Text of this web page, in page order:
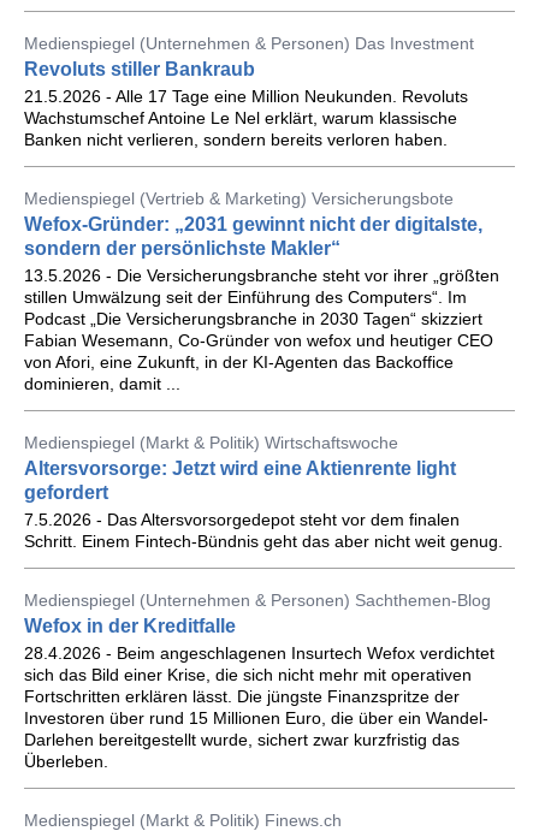
Medienspiegel (Unternehmen & Personen) Das Investment
Revoluts stiller Bankraub
21.5.2026 - Alle 17 Tage eine Million Neukunden. Revoluts
Wachstumschef Antoine Le Nel erklärt, warum klassische
Banken nicht verlieren, sondern bereits verloren haben.
Medienspiegel (Vertrieb & Marketing) Versicherungsbote
Wefox-Gründer: „2031 gewinnt nicht der digitalste,
sondern der persönlichste Makler“
13.5.2026 - Die Versicherungsbranche steht vor ihrer „größten
stillen Umwälzung seit der Einführung des Computers“. Im
Podcast „Die Versicherungsbranche in 2030 Tagen“ skizziert
Fabian Wesemann, Co-Gründer von wefox und heutiger CEO
von Afori, eine Zukunft, in der KI-Agenten das Backoffice
dominieren, damit ...
Medienspiegel (Markt & Politik) Wirtschaftswoche
Altersvorsorge: Jetzt wird eine Aktienrente light
gefordert
7.5.2026 - Das Altersvorsorgedepot steht vor dem finalen
Schritt. Einem Fintech-Bündnis geht das aber nicht weit genug.
Medienspiegel (Unternehmen & Personen) Sachthemen-Blog
Wefox in der Kreditfalle
28.4.2026 - Beim angeschlagenen Insurtech Wefox verdichtet
sich das Bild einer Krise, die sich nicht mehr mit operativen
Fortschritten erklären lässt. Die jüngste Finanzspritze der
Investoren über rund 15 Millionen Euro, die über ein Wandel-
Darlehen bereitgestellt wurde, sichert zwar kurzfristig das
Überleben.
Medienspiegel (Markt & Politik) Finews.ch